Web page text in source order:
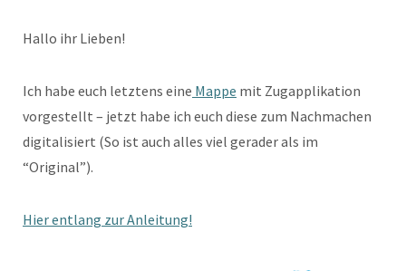
Hallo ihr Lieben!
Ich habe euch letztens eine Mappe mit Zugapplikation
vorgestellt – jetzt habe ich euch diese zum Nachmachen
digitalisiert (So ist auch alles viel gerader als im
“Original”).
Hier entlang zur Anleitung!